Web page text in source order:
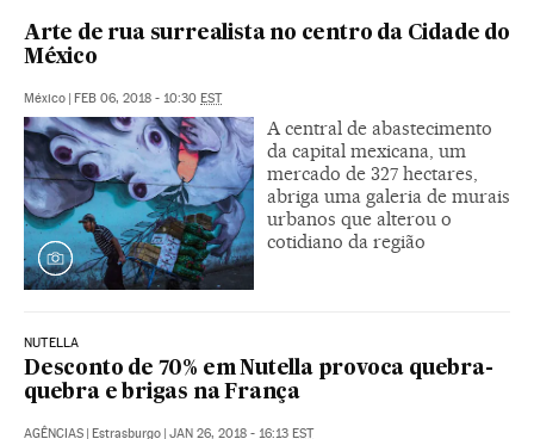
Arte de rua surrealista no centro da Cidade do
México
México | FEB 06, 2018 - 10:30 EST
A central de abastecimento
da capital mexicana, um
mercado de 327 hectares,
abriga uma galeria de murais
urbanos que alterou o
cotidiano da região
NUTELLA
Desconto de 70% em Nutella provoca quebra-
quebra e brigas na França
AGÊNCIAS | Estrasburgo | JAN 26, 2018 - 16:13 EST